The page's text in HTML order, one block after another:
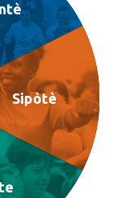
Sipòtè